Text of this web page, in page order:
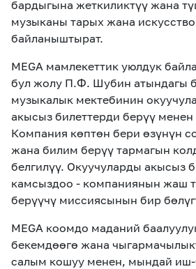
бардыгына жеткиликтүү жана
музыканы тарых жана
байланыштырат.
MEGA мамлекеттик уюлдук
бул жолу П.Ф. Шубин атындагы
музыкалык мектебинин
акысыз билеттерди берүү
Компания көптөн бери өзүнүн
жана билим берүү тармагын
белгилүү. Окуучуларды акысыз
камсыздоо - компаниянын жаш
берүүчү миссиясынын бир
MEGA коомдо маданий
бекемдөөгө жана
салым кошуу менен, мындай